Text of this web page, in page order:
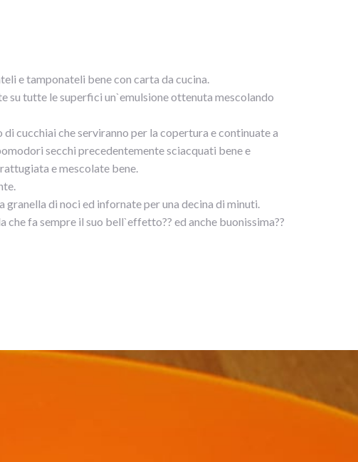
e tamponateli bene con carta da cucina.
tutte le superfici un`emulsione ottenuta mescolando
cucchiai che serviranno per la copertura e continuate a
secchi precedentemente sciacquati bene e
e mescolate bene.
di noci ed infornate per una decina di minuti.
fa sempre il suo bell`effetto?? ed anche buonissima??